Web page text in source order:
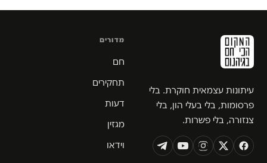
עיתונות עצמאית חוקרת. בלי
פרסומות, בלי בעלי הון, בלי
צנזורה, בלי פשרות.
מדורים
חם
תחקירים
דעות
מגזין
וידאו